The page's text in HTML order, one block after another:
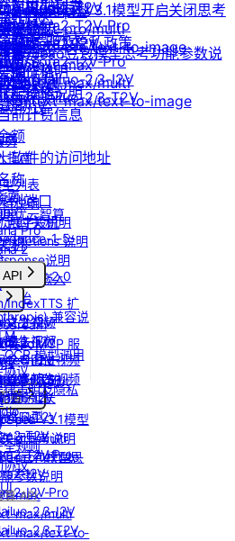
库模型列表
控数据
费方式
例价格
配价格
前计费信息
额
软件的访问地址
称
例端口
时关机
机
像
息
作日志
品类型列表
度
色
息
DeepSeek V3.1模型开启关闭思考
说明
Doubao豆包模型思考功能参数说
明
kontext-pro
kontext-pro/multi
kontext-pro/text-to-image
kontext-max
kontext-max/multi
kontext-max/text-to-image
Vidu/对口型
Sora2-T2V
Sora2-T2V-Pro
Sora2-I2V
Sora2-I2V-Pro
Hailuo-2.3-I2V
Hailuo-2.3-T2V
Studio
UI
说明
览
操作说明
号操作说明
协议
律声明及隐私政策
全规则
协议
务
列表
说明
展字段说明
说明
说明
向量嵌入
开始
兼容说
模型调用
置
V3.1模型
闭思考说明
豆包模型思
参数说明
Pro
2
1
1.5
2
Edit
edit
pro
pro/multi
pro/text-to-
max
max/multi
max/text-to-
1-5-
2-0
文生视频
图生视频
参考图生视频
首尾帧生视频
视频延长
对口型
I2V
T2V
I2V
T2V
I2V
T2V
T2V
T2V-Pro
I2V
I2V-Pro
2.3-I2V
2.3-T2V
IndexTTS 扩
成
hd
TTS
南
指南
南
优云智算
接入 MCP 服
API 实现
协议
声明及隐私
全规则
协议
算 API